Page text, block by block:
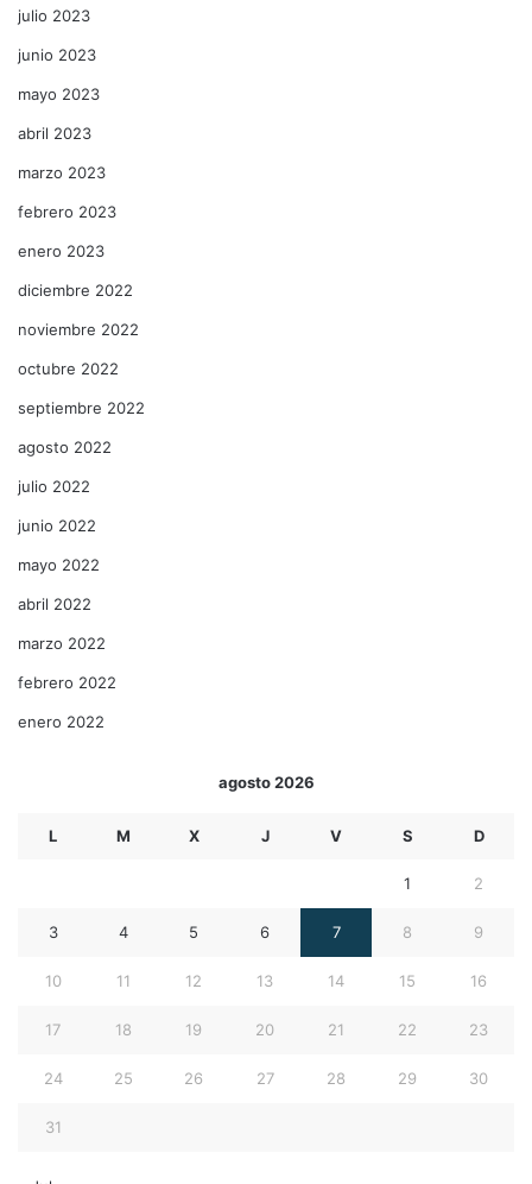
julio 2023
junio 2023
mayo 2023
abril 2023
marzo 2023
febrero 2023
enero 2023
diciembre 2022
noviembre 2022
octubre 2022
septiembre 2022
agosto 2022
julio 2022
junio 2022
mayo 2022
abril 2022
marzo 2022
febrero 2022
enero 2022
agosto 2026
L M X J V S D
1 2
3 4 5 6 7 8 9
10 11 12 13 14 15 16
17 18 19 20 21 22 23
24 25 26 27 28 29 30
31